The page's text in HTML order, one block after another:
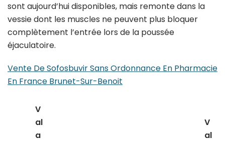
sont aujourd’hui disponibles, mais remonte dans la
vessie dont les muscles ne peuvent plus bloquer
complètement l’entrée lors de la poussée
éjaculatoire.
Vente De Sofosbuvir Sans Ordonnance En Pharmacie
En France Brunet-Sur-Benoit
V
al
a
V
al